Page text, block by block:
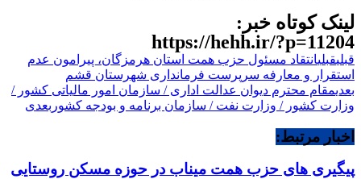
لینک کوتاه خبر:
https://hehh.ir/?p=11204
قبلیقبلیانتقاد مسئول حزب همت استان هرمزگان، پیرامون عدم
استقرار و معارفه سرپرست فرمانداری شهرستان قشم
بعدیمقام محترم دیوان عدالت اداری / سازمان امور مالیاتی کشور /
وزارت کشور / وزارت نفت / سازمان برنامه و بودجه کشور بعدی
اخبار مرتبط:
پیگیری های حزب همت میناب در حوزه مسکن روستایی